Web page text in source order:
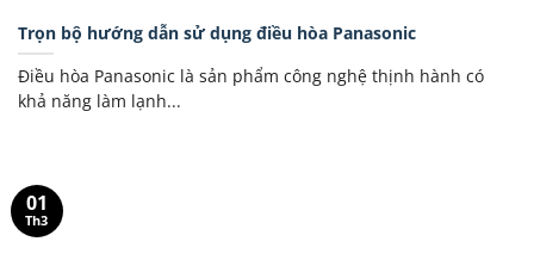
Trọn bộ hướng dẫn sử dụng điều hòa Panasonic
Điều hòa Panasonic là sản phẩm công nghệ thịnh hành có
khả năng làm lạnh...
01
Th3